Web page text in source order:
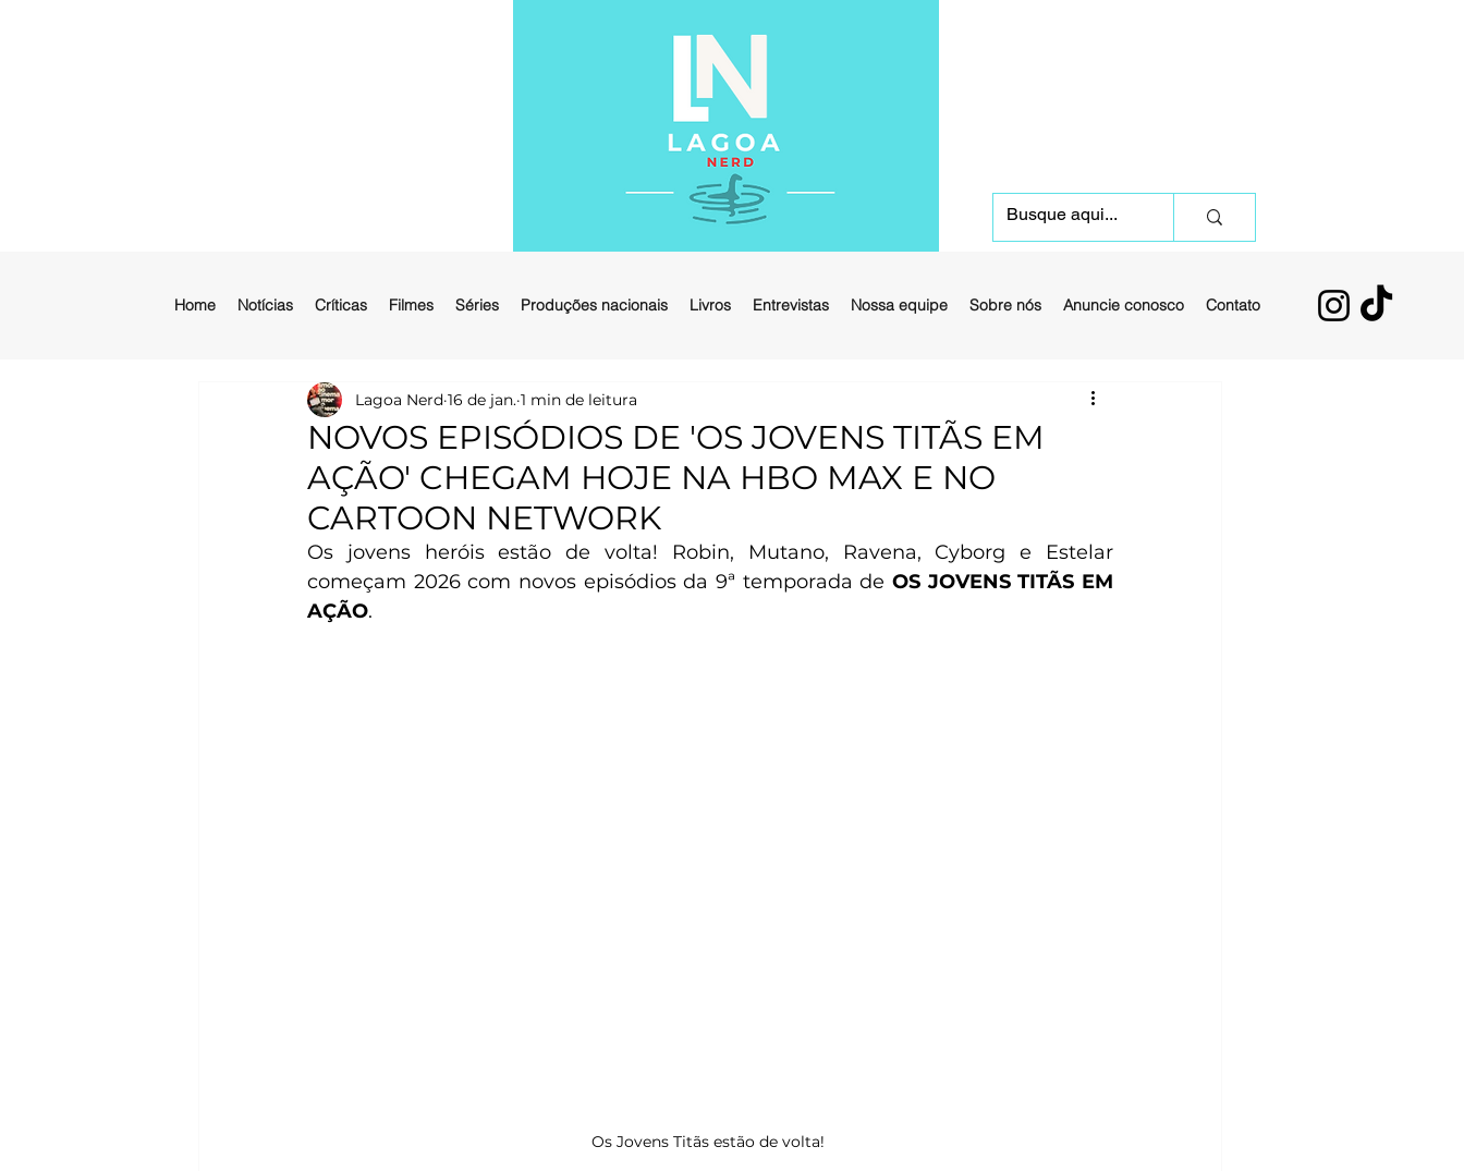
Home Notícias Críticas Filmes Séries Produções nacionais Livros Entrevistas Nossa equipe Sobre nós Anuncie conosco Contato
NOVOS EPISÓDIOS DE 'OS JOVENS TITÃS EM
AÇÃO' CHEGAM HOJE NA HBO MAX E NO
CARTOON NETWORK
Lagoa Nerd 16 de jan. 1 min de leitura
Os jovens heróis estão de volta! Robin, Mutano, Ravena, Cyborg e Estelar
começam 2026 com novos episódios da 9ª temporada de OS JOVENS TITÃS EM
AÇÃO.
Os Jovens Titãs estão de volta!